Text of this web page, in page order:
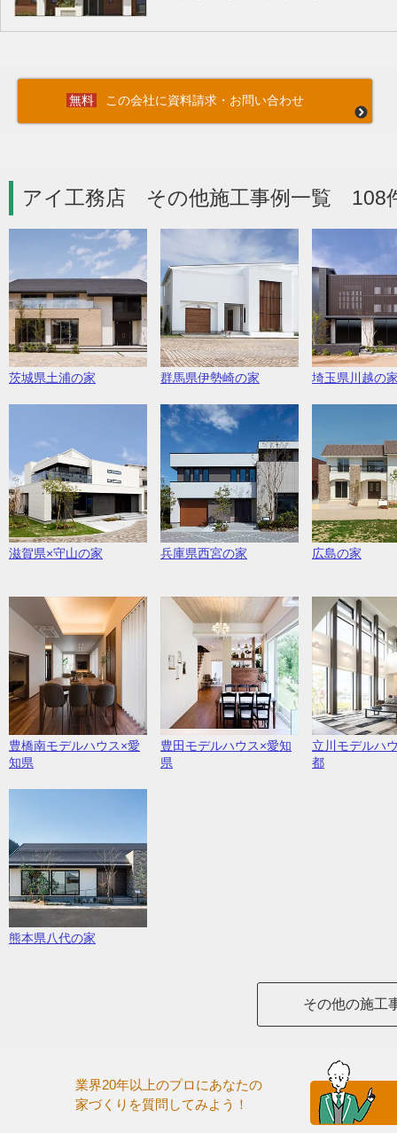
この会社に資料請求・お問い合わせ
アイ工務店 その他施工事例一覧 108
茨城県土浦の家 群馬県伊勢崎の家 埼玉県川越の
滋賀県×守山の家 兵庫県西宮の家 広島の家
豊橋南モデルハウス×愛
知県
豊田モデルハウス×愛知
県
立川モデルハ
都
熊本県八代の家
その他の施工
業界20年以上のプロにあなたの
家づくりを質問してみよう！